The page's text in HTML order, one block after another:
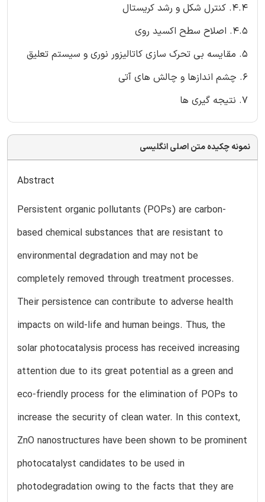
4.4. کنترل شکل و رشد کریستال
4.5. اصلاح سطح اکسید روی
5. مقایسه بی تحرک سازی کاتالیزور نوری و سیستم تعلیق
6. چشم اندازها و چالش های آتی
7. نتیجه گیری ها
نمونه چکیده متن اصلی انگلیسی
Abstract
Persistent organic pollutants (POPs) are carbon-
based chemical substances that are resistant to
environmental degradation and may not be
completely removed through treatment processes.
Their persistence can contribute to adverse health
impacts on wild-life and human beings. Thus, the
solar photocatalysis process has received increasing
attention due to its great potential as a green and
eco-friendly process for the elimination of POPs to
increase the security of clean water. In this context,
ZnO nanostructures have been shown to be prominent
photocatalyst candidates to be used in
photodegradation owing to the facts that they are